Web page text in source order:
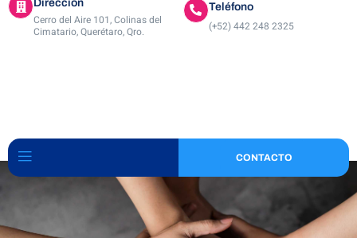
Dirección
Cerro del Aire 101, Colinas del
Cimatario, Querétaro, Qro.
Teléfono
(+52) 442 248 2325
CONTACTO